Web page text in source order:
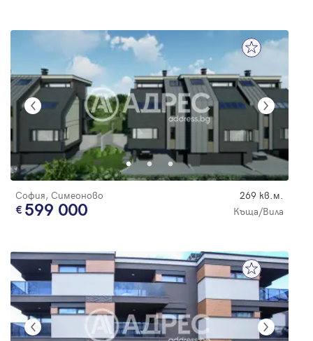
София, Симеоново 269 кв.м.
599 000 Къща/Вила